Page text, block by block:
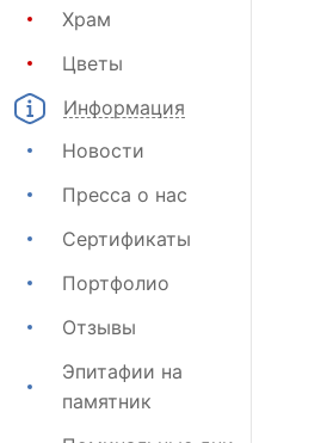
Храм
Цветы
Информация
Новости
Пресса о нас
Сертификаты
Портфолио
Отзывы
Эпитафии на
памятник